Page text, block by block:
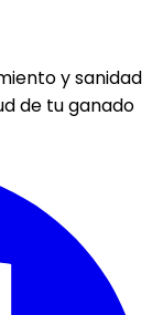
y sanidad
de tu ganado